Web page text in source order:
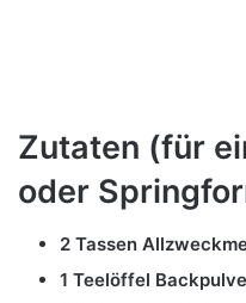
Zutaten (für
oder
2 Tassen
1 Teelöffel